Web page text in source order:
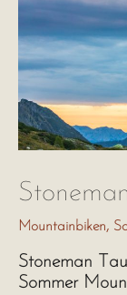
Mountainbiken,
Stoneman
Sommer